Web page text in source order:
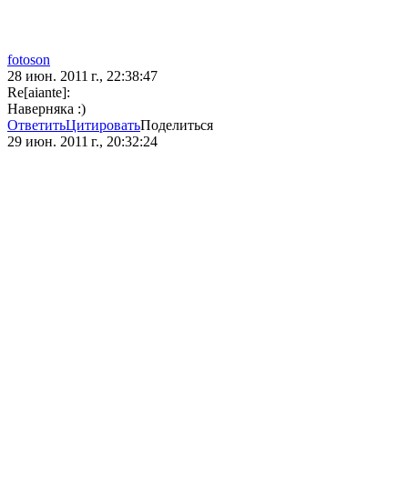
fotoson
28 июн. 2011 г., 22:38:47
Re[aiante]:
Наверняка :)
ОтветитьЦитироватьПоделиться
29 июн. 2011 г., 20:32:24